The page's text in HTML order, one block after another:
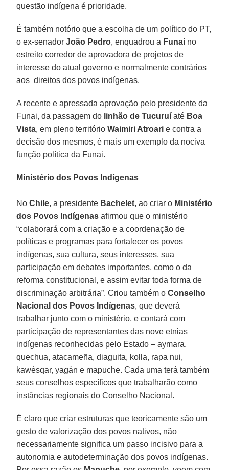
questão indígena é prioridade.
É também notório que a escolha de um político do PT,
o ex-senadorJoão Pedro, enquadrou a Funai no
estreito corredor de aprovadora de projetos de
interesse do atual governo e normalmente contrários
aos direitos dos povos indígenas.
A recente e apressada aprovação pelo presidente da
Funai, da passagem do linhão de Tucuruí até Boa
Vista, em pleno territórioWaimiri Atroari e contra a
decisão dos mesmos, é mais um exemplo da nociva
função política da Funai.
Ministério dos Povos Indígenas
NoChile, a presidente Bachelet, ao criar o Ministério
dos Povos Indígenas afirmou que o ministério
“colaborará com a criação e a coordenação de
políticas e programas para fortalecer os povos
indígenas, sua cultura, seus interesses, sua
participação em debates importantes, como o da
reforma constitucional, e assim evitar toda forma de
discriminação arbitrária”. Criou também oConselho
Nacional dos Povos Indígenas, que deverá
trabalhar junto com o ministério, e contará com
participação de representantes das nove etnias
indígenas reconhecidas pelo Estado – aymara,
quechua, atacameña, diaguita, kolla, rapa nui,
kawésqar, yagán e mapuche. Cada uma terá também
seus conselhos específicos que trabalharão como
instâncias regionais do Conselho Nacional.
É claro que criar estruturas que teoricamente são um
gesto de valorização dos povos nativos, não
necessariamente significa um passo incisivo para a
autonomia e autodeterminação dos povos indígenas.